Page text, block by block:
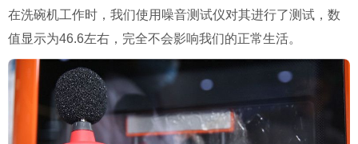
在洗碗机工作时，我们使用噪音测试仪对其进行了测试，数
值显示为46.6左右，完全不会影响我们的正常生活。